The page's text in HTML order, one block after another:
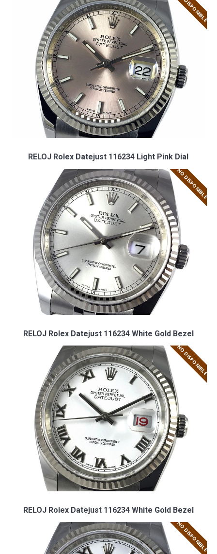
RELOJ Rolex Datejust 116234 Light Pink Dial
NO DISPONIBLE
RELOJ Rolex Datejust 116234 White Gold Bezel
NO DISPONIBLE
RELOJ Rolex Datejust 116234 White Gold Bezel
NO DISPONIBLE